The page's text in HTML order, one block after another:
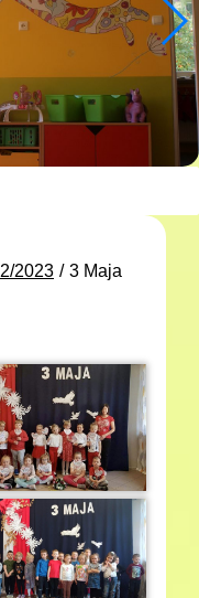
2023
3 Maja